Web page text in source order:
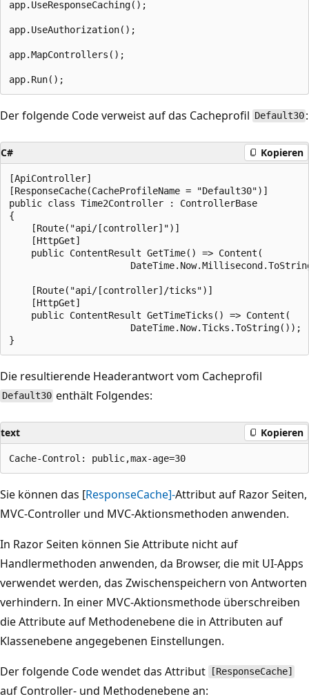
app.UseResponseCaching();
app.UseAuthorization();
app.MapControllers();
Der folgende Code verweist auf das Cacheprofil Default30 :
C# Kopieren
[ApiController]
[ResponseCache(CacheProfileName = "Default30")]
public class Time2Controller : ControllerBase
{
    [Route("api/[controller]")]
    [HttpGet]
    public ContentResult GetTime() => Content(
    [Route("api/[controller]/ticks")]
    [HttpGet]
    public ContentResult GetTimeTicks() => Content(
                      DateTime.Now.Ticks.ToString());
Die resultierende Headerantwort vom Cacheprofil
Default30 enthält Folgendes:
text Kopieren
Sie können das [ResponseCache]-Attribut auf Razor Seiten,
MVC-Controller und MVC-Aktionsmethoden anwenden.
In Razor Seiten können Sie Attribute nicht auf
Handlermethoden anwenden, da Browser, die mit UI-Apps
verwendet werden, das Zwischenspeichern von Antworten
verhindern. In einer MVC-Aktionsmethode überschreiben
die Attribute auf Methodenebene die in Attributen auf
Klassenebene angegebenen Einstellungen.
Der folgende Code wendet das Attribut
[ResponseCache]
auf Controller- und Methodenebene an: